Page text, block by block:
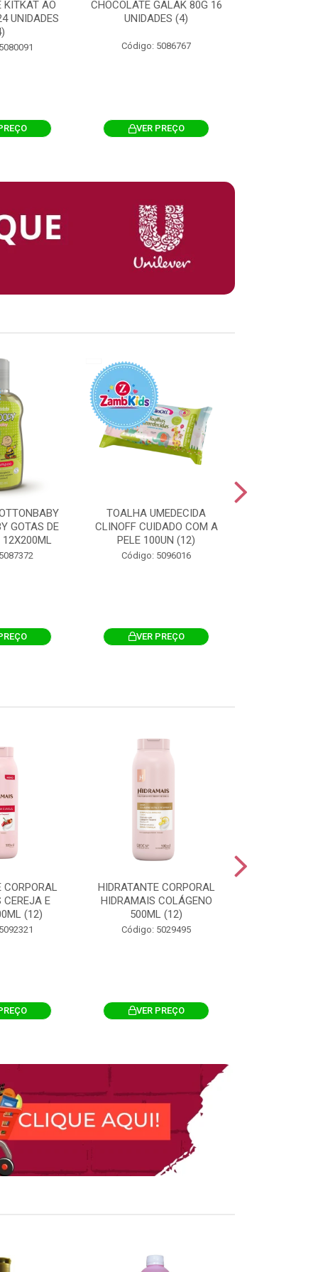
KITKAT AO
UNIDADES
CHOCOLATE GALAK 80G 16
UNIDADES (4)
Código: 5086767
VER PREÇO
GOTAS DE
TOALHA UMEDECIDA
CLINOFF CUIDADO COM A
PELE 100UN (12)
Código: 5096016
VER PREÇO
CORPORAL
CEREJA E
(12)
HIDRATANTE CORPORAL
HIDRAMAIS COLÁGENO
500ML (12)
Código: 5029495
VER PREÇO